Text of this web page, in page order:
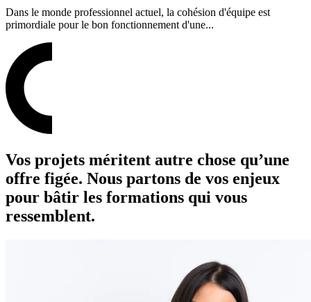
Dans le monde professionnel actuel, la cohésion d'équipe est
primordiale pour le bon fonctionnement d'une...
Vos projets méritent autre chose qu’une
offre figée. Nous partons de vos enjeux
pour bâtir les formations qui vous
ressemblent.